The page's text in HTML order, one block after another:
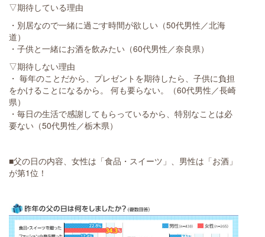
▽期待している理由
・別居なので一緒に過ごす時間が欲しい（50代男性／北海
道）
・子供と一緒にお酒を飲みたい（60代男性／奈良県）
▽期待しない理由
・ 毎年のことだから、プレゼントを期待したら、子供に負担
をかけることになるから。 何も要らない。（60代男性／長崎
県）
・毎日の生活で感謝してもらっているから、特別なことは必
要ない（50代男性／栃木県）
■父の日の内容、女性は「食品・スイーツ」、男性は「お酒」
が第1位！